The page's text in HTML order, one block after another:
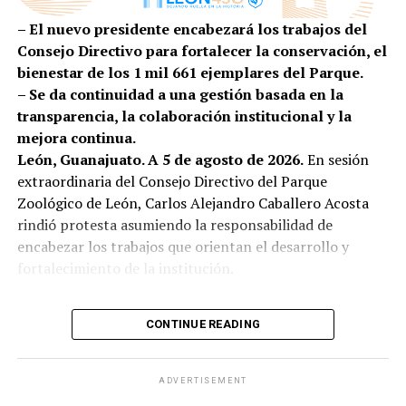
Por su parte, la secretaria ejecutiva de SIPINNA León,
Alina Hernández, subrayó que garantizar entornos
adecuados para la lactancia es una responsabilidad
compartida entre gobierno, iniciativa privada,
instituciones y sociedad.
“La lactancia materna no es una responsabilidad
que deba recaer únicamente en las madres o en las
personas lactantes; es una tarea que requiere el
compromiso de toda la sociedad. Es el primer acto
de amor, de protección y de cuidado que fortalece un
Como parte de esta estrategia, 27 de las 37
dependencias y entidades de la Administración Pública
Municipal cuentan ya con 29 salas de lactancia, donde
– El nuevo presidente encabezará los trabajos del
Consejo Directivo para fortalecer la conservación, el
bienestar de los 1 mil 661 ejemplares del Parque.
– Se da continuidad a una gestión basada en la
transparencia, la colaboración institucional y la
mejora continua.
León, Guanajuato. A 5 de agosto de 2026.En sesión
extraordinaria del Consejo Directivo del Parque
Zoológico de León, Carlos Alejandro Caballero Acosta
rindió protesta asumiendo la responsabilidad de
encabezar los trabajos que orientan el desarrollo y
fortalecimiento de la institución.
Con esta designación, el Consejo Directivo reafirma su
compromiso de dar continuidad al trabajo orientado al
educación ambiental, el fortalecimiento de la
CONTINUE READING
ADVERTISEMENT